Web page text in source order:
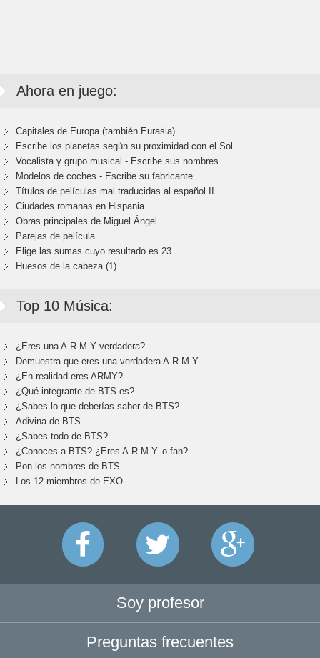
Ahora en juego:
Capitales de Europa (también Eurasia)
Escribe los planetas según su proximidad con el Sol
Vocalista y grupo musical - Escribe sus nombres
Modelos de coches - Escribe su fabricante
Títulos de películas mal traducidas al español II
Ciudades romanas en Hispania
Obras principales de Miguel Ángel
Parejas de película
Elige las sumas cuyo resultado es 23
Huesos de la cabeza (1)
Top 10 Música:
¿Eres una A.R.M.Y verdadera?
Demuestra que eres una verdadera A.R.M.Y
¿En realidad eres ARMY?
¿Qué integrante de BTS es?
¿Sabes lo que deberías saber de BTS?
Adivina de BTS
¿Sabes todo de BTS?
¿Conoces a BTS? ¿Eres A.R.M.Y. o fan?
Pon los nombres de BTS
Los 12 miembros de EXO
Soy profesor
Preguntas frecuentes